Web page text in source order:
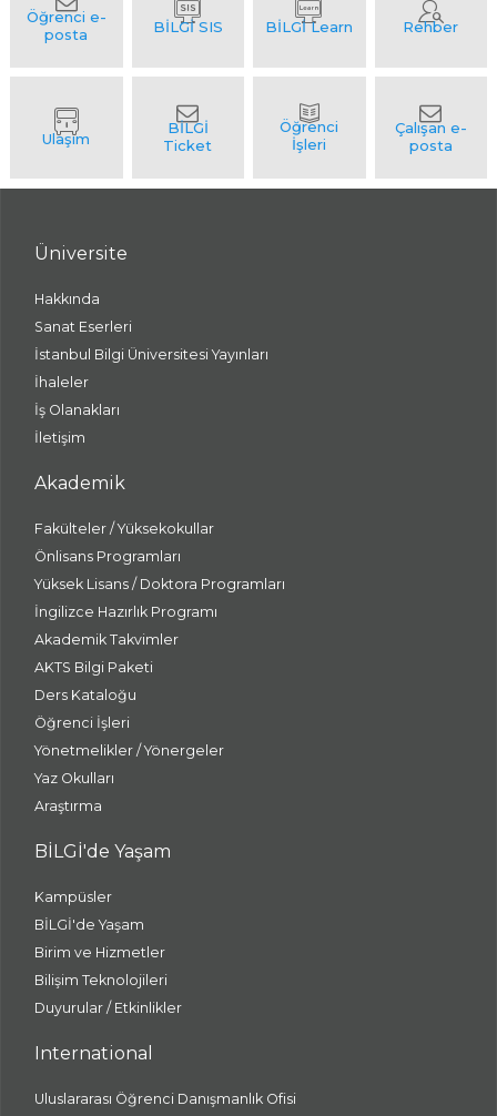
Üniversite
Hakkında
Sanat Eserleri
İstanbul Bilgi Üniversitesi Yayınları
İhaleler
İş Olanakları
İletişim
Akademik
Fakülteler / Yüksekokullar
Önlisans Programları
Yüksek Lisans / Doktora Programları
İngilizce Hazırlık Programı
Akademik Takvimler
AKTS Bilgi Paketi
Ders Kataloğu
Öğrenci İşleri
Yönetmelikler / Yönergeler
Yaz Okulları
Araştırma
BİLGİ'de Yaşam
Kampüsler
BİLGİ'de Yaşam
Birim ve Hizmetler
Bilişim Teknolojileri
Duyurular / Etkinlikler
International
Uluslararası Öğrenci Danışmanlık Ofisi